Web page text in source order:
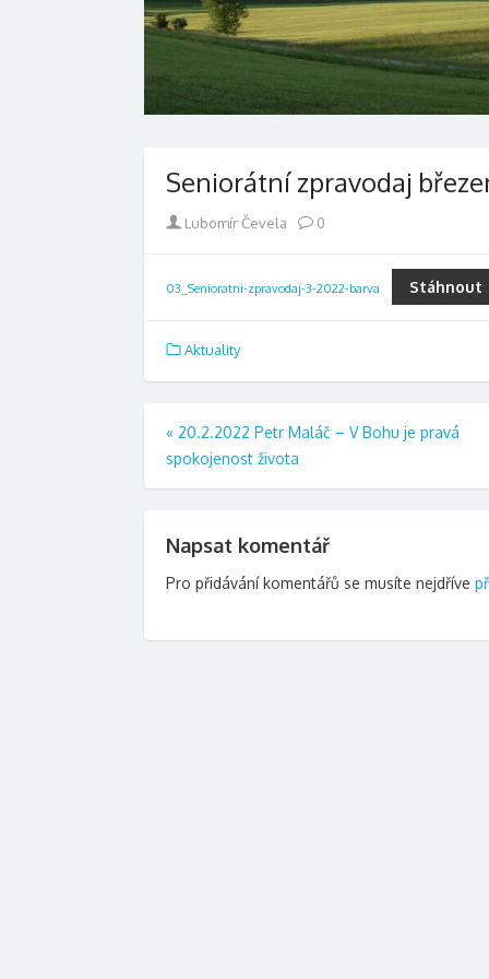
Seniorátní zpravodaj
Author
Lubomír Čevela 0
03_Senioratni-zpravodaj-3-2022-barva Stáhnout
Aktuality
Navigace
pro
« 20.2.2022 Petr Maláč – V Bohu je pravá
spokojenost života
Napsat komentář
Pro přidávání komentářů se musíte nejdříve